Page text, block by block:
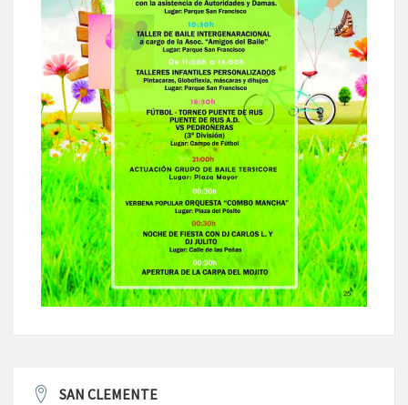
SAN CLEMENTE